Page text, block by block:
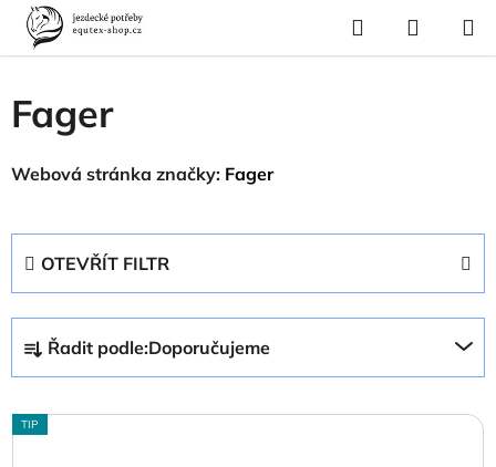
Přejít
obsah
Hledat
KOŠÍK
Domů
Prodávané značky
Fager
Webová stránka značky: Fager
OTEVŘÍT FILTR
a
z
e
n
Řadit podle:Doporučujeme
V
ý
TIP